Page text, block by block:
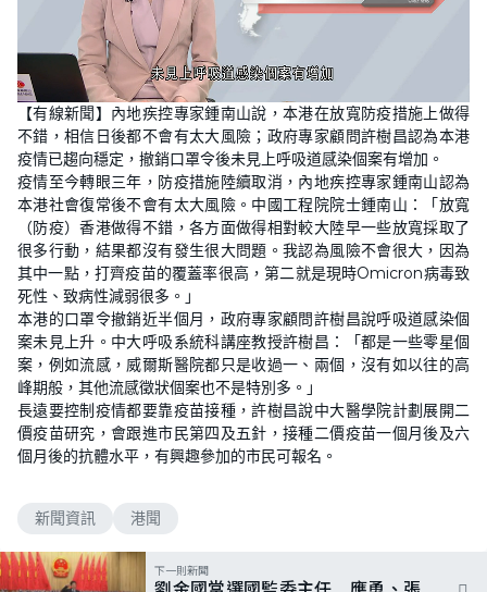
n
m
u
t
e
L
o
a
d
e
d
:
2
8
.
0
4
%
【有線新聞】內地疾控專家鍾南山說，本港在放寬防疫措施上做得
不錯，相信日後都不會有太大風險；政府專家顧問許樹昌認為本港
疫情已趨向穩定，撤銷口罩令後未見上呼吸道感染個案有增加。
疫情至今轉眼三年，防疫措施陸續取消，內地疾控專家鍾南山認為
本港社會復常後不會有太大風險。中國工程院院士鍾南山：「放寬
（防疫）香港做得不錯，各方面做得相對較大陸早一些放寬採取了
很多行動，結果都沒有發生很大問題。我認為風險不會很大，因為
其中一點，打齊疫苗的覆蓋率很高，第二就是現時Omicron病毒致
死性、致病性減弱很多。」
本港的口罩令撤銷近半個月，政府專家顧問許樹昌說呼吸道感染個
案未見上升。中大呼吸系統科講座教授許樹昌：「都是一些零星個
案，例如流感，威爾斯醫院都只是收過一、兩個，沒有如以往的高
峰期般，其他流感徵狀個案也不是特別多。」
長遠要控制疫情都要靠疫苗接種，許樹昌說中大醫學院計劃展開二
價疫苗研究，會跟進市民第四及五針，接種二價疫苗一個月後及六
個月後的抗體水平，有興趣參加的市民可報名。
新聞資訊 港聞
下一則新聞